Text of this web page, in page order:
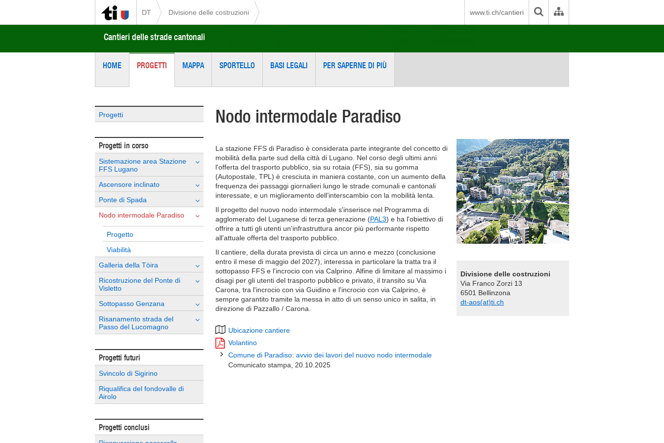
DT Divisione delle costruzioni www.ti.ch/cantieri
Cantieri delle strade cantonali
HOME PROGETTI MAPPA SPORTELLO BASI LEGALI PER SAPERNE DI PIÙ
Progetti
Progetti in corso
Sistemazione area Stazione
FFS Lugano
Ascensore inclinato
Ponte di Spada
Nodo intermodale Paradiso
Progetto
Viabilità
Galleria della Töira
Ricostruzione del Ponte di
Visletto
Sottopasso Genzana
Risanamento strada del
Passo del Lucomagno
Progetti futuri
Svincolo di Sigirino
Riqualifica del fondovalle di
Airolo
Progetti conclusi
Nodo intermodale Paradiso
La stazione FFS di Paradiso è considerata parte integrante del concetto di
mobilità della parte sud della città di Lugano. Nel corso degli ultimi anni
l'offerta del trasporto pubblico, sia su rotaia (FFS), sia su gomma
(Autopostale, TPL) è cresciuta in maniera costante, con un aumento della
frequenza dei passaggi giornalieri lungo le strade comunali e cantonali
interessate, e un miglioramento dell’interscambio con la mobilità lenta.
Il progetto del nuovo nodo intermodale s'inserisce nel Programma di
agglomerato del Luganese di terza generazione (PAL3) e ha l'obiettivo di
offrire a tutti gli utenti un'infrastruttura ancor più performante rispetto
all'attuale offerta del trasporto pubblico.
Il cantiere, della durata prevista di circa un anno e mezzo (conclusione
entro il mese di maggio del 2027), interessa in particolare la tratta tra il
sottopasso FFS e l'incrocio con via Calprino. Alfine di limitare al massimo i
disagi per gli utenti del trasporto pubblico e privato, il transito su Via
Carona, tra l'incrocio con via Guidino e l'incrocio con via Calprino, è
sempre garantito tramite la messa in atto di un senso unico in salita, in
direzione di Pazzallo / Carona.
Ubicazione cantiere
Volantino
Comune di Paradiso: avvio dei lavori del nuovo nodo intermodale
Comunicato stampa, 20.10.2025
Divisione delle costruzioni
Via Franco Zorzi 13
6501 Bellinzona
dt-aos(at)ti.ch